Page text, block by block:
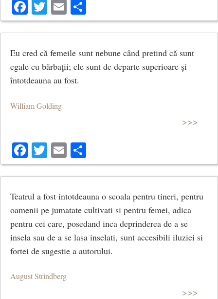
Facebook
Twitter
Email
Eu cred că femeile sunt nebune când pretind că sunt
egale cu bărbaţii; ele sunt de departe superioare şi
întotdeauna au fost.
William Golding
>>>
Facebook
Twitter
Email
Teatrul a fost intotdeauna o scoala pentru tineri, pentru
oamenii pe jumatate cultivati si pentru femei, adica
pentru cei care, posedand inca deprinderea de a se
insela sau de a se lasa inselati, sunt accesibili iluziei si
fortei de sugestie a autorului.
August Strindberg
>>>